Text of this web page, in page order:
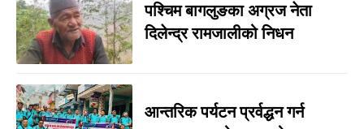
पश्चिम बागलुङका अग्रज नेता
दिलेन्द्र रामजालीको निधन
आन्तरिक पर्यटन प्रर्वद्धन गर्न